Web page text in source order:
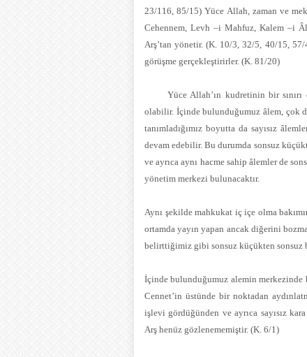
23/116, 85/15) Yüce Allah, zaman ve
Cehennem, Levh –i Mahfuz, Kalem –i
Arş’tan yönetir. (K. 10/3, 32/5, 40/15,
görüşme gerçekleştirirler. (K. 81/20)
Yüce Allah’ın kudretinin bir sınırı
olabilir. İçinde bulunduğumuz âlem, çok
tanımladığımız boyutta da sayısız
devam edebilir. Bu durumda sonsuz
ve ayrıca aynı hacme sahip âlemler de
yönetim merkezi bulunacaktır.
Aynı şekilde mahkukat iç içe olma
ortamda yayın yapan ancak diğerini
belirttiğimiz gibi sonsuz küçükten sonsuz
İçinde bulunduğumuz alemin merkezinde
Cennet’in üstünde bir noktadan
işlevi gördüğünden ve ayrıca sayısız
Arş henüz gözlenememiştir. (K. 6/1)